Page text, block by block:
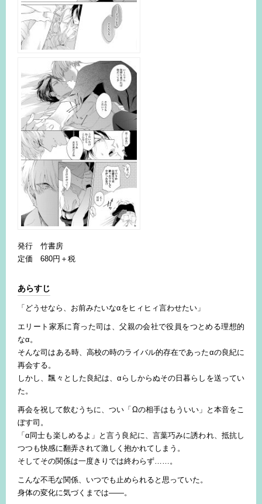
発行 竹書房
定価 680円＋税
あらすじ
「どうせなら、お前みたいなαをヒィヒィ言わせたい」
エリート家系に育った司は、父親の会社で役員をつとめる理想的
なα。
そんな司はある時、高校の時のライバル的存在であったαの良紀に
再会する。
しかし、飄々とした良紀は、αらしからぬその日暮らしを送ってい
た。
再会を祝して飲むうちに、つい「Ωの相手はもういい」と本音をこ
ぼす司。
「α同士も楽しめるよ」と言う良紀に、言葉巧みに誘われ、抵抗し
つつも快感に翻弄されて激しく抱かれてしまう。
そしてその関係は一度きりでは終わらず……。
こんな不毛な関係、いつでも止められると思っていた。
身体の変化に気づくまでは――。